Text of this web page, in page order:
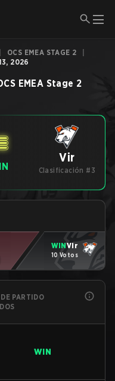
OCS EMEA STAGE 2
2026
EMEA Stage 2
Vir
Clasificación #3
WINVir
10 Votos
PARTIDO
WIN